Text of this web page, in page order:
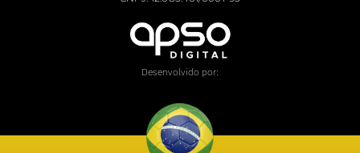
Desenvolvido por: